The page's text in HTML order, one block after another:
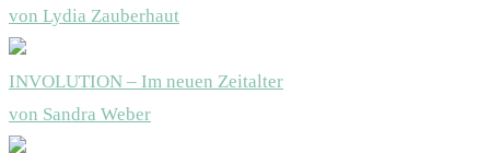
von Lydia Zauberhaut
INVOLUTION – Im neuen Zeitalter
von Sandra Weber